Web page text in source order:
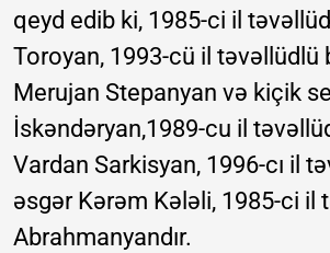
qeyd edib ki, 1985-ci il
Toroyan, 1993-cü il təvəllüdlü
Merujan Stepanyan və kiçik
İskəndəryan,1989-cu il
Vardan Sarkisyan, 1996-cı il
əsgər Kərəm Kələli, 1985-ci il
Abrahmanyandır.